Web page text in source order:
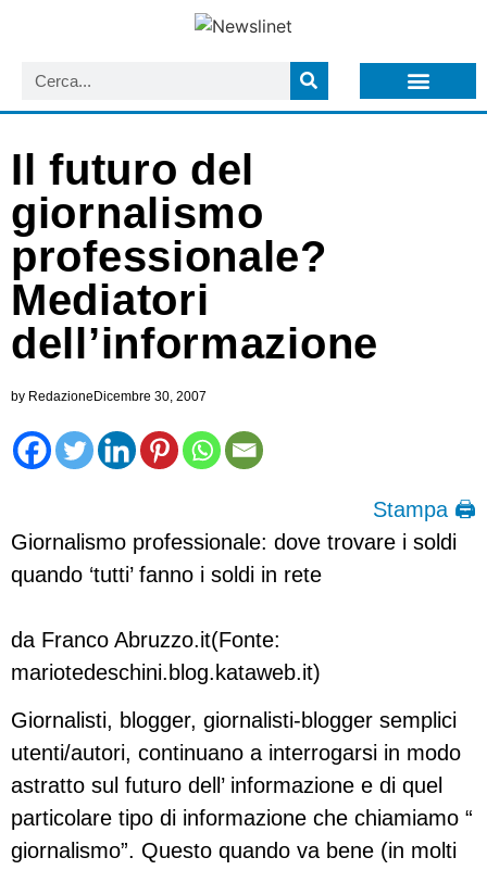
Il futuro del
giornalismo
professionale?
Mediatori
dell’informazione
by RedazioneDicembre 30, 2007
Stampa 🖨
Giornalismo professionale: dove trovare i soldi
quando ‘tutti’ fanno i soldi in rete
da Franco Abruzzo.it(Fonte:
mariotedeschini.blog.kataweb.it)
Giornalisti, blogger, giornalisti-blogger semplici
utenti/autori, continuano a interrogarsi in modo
astratto sul futuro dell’ informazione e di quel
particolare tipo di informazione che chiamiamo “
giornalismo”. Questo quando va bene (in molti